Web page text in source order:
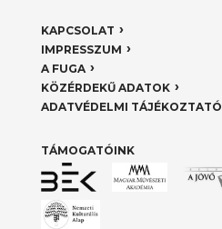
KAPCSOLAT
IMPRESSZUM
A FUGA
KÖZÉRDEKŰ ADATOK
ADATVÉDELMI TÁJÉKOZTATÓ
TÁMOGATÓINK